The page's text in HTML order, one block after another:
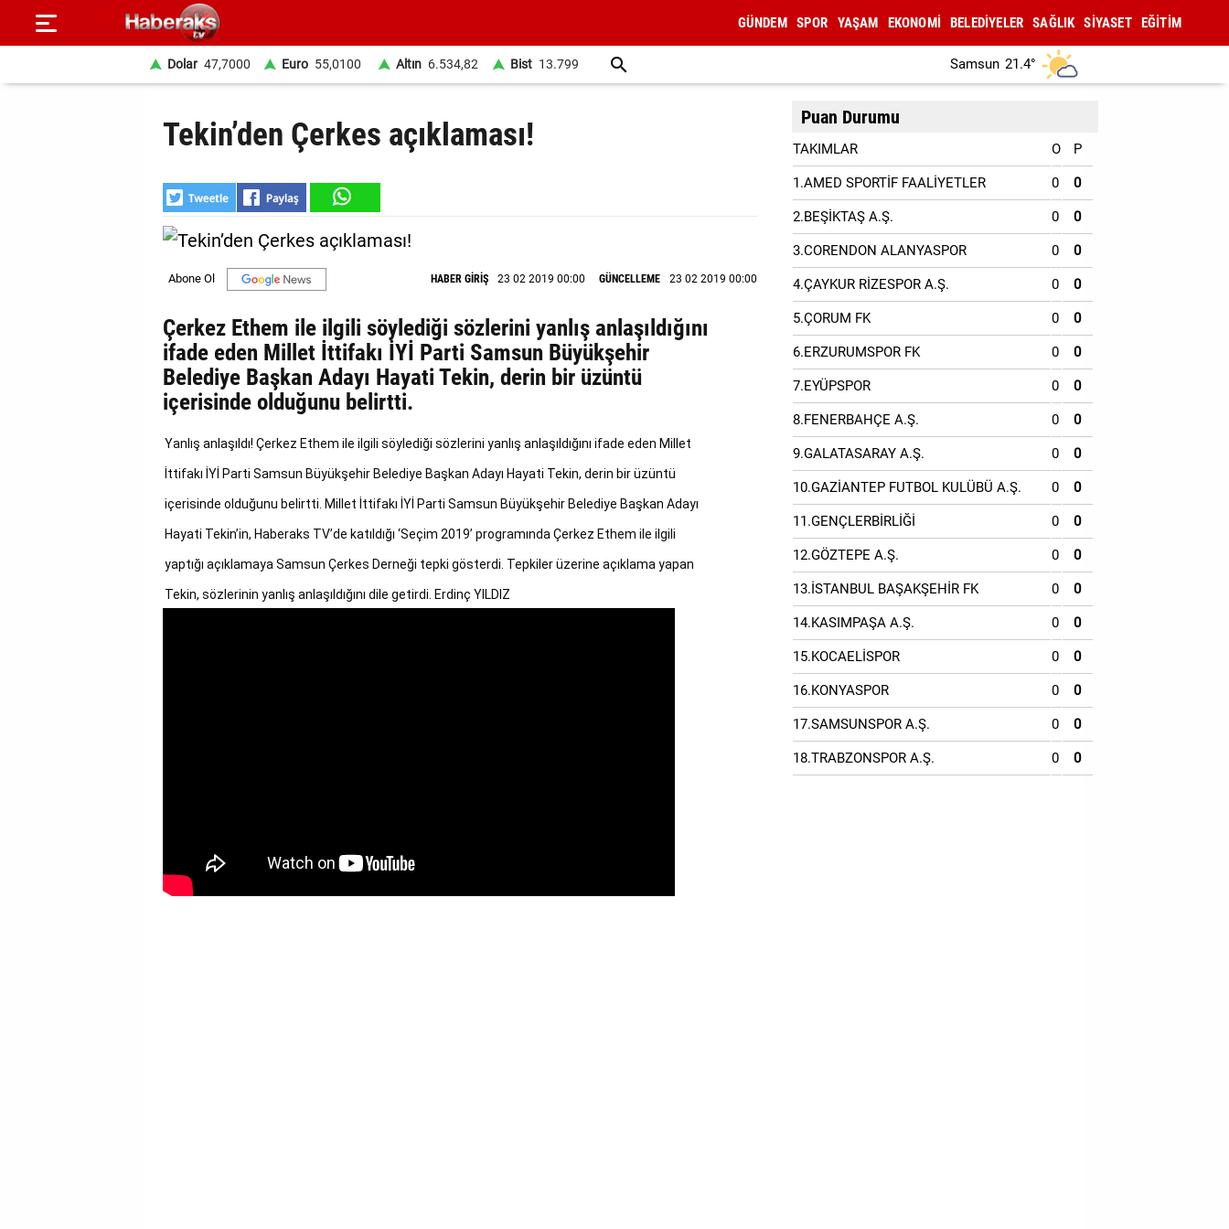
GÜNDEM SPOR YAŞAM EKONOMİ BELEDİYELER SAĞLIK SİYASET EĞİTİM
Dolar 47,7000 Euro 55,0100 Altın 6.534,82 Bist 13.799 Samsun 21.4°
Tekin’den Çerkes açıklaması!
HABER GİRİŞ 23 02 2019 00:00 GÜNCELLEME 23 02 2019 00:00
Çerkez Ethem ile ilgili söylediği sözlerini yanlış anlaşıldığını
ifade eden Millet İttifakı İYİ Parti Samsun Büyükşehir
Belediye Başkan Adayı Hayati Tekin, derin bir üzüntü
içerisinde olduğunu belirtti.
Yanlış anlaşıldı! Çerkez Ethem ile ilgili söylediği sözlerini yanlış anlaşıldığını ifade eden Millet
İttifakı İYİ Parti Samsun Büyükşehir Belediye Başkan Adayı Hayati Tekin, derin bir üzüntü
içerisinde olduğunu belirtti. Millet İttifakı İYİ Parti Samsun Büyükşehir Belediye Başkan Adayı
Hayati Tekin’in, Haberaks TV’de katıldığı ‘Seçim 2019’ programında Çerkez Ethem ile ilgili
yaptığı açıklamaya Samsun Çerkes Derneği tepki gösterdi. Tepkiler üzerine açıklama yapan
Tekin, sözlerinin yanlış anlaşıldığını dile getirdi. Erdinç YILDIZ
Puan Durumu
TAKIMLAR O P
1.AMED SPORTİF FAALİYETLER 0 0
2.BEŞİKTAŞ A.Ş. 0 0
3.CORENDON ALANYASPOR 0 0
4.ÇAYKUR RİZESPOR A.Ş. 0 0
5.ÇORUM FK 0 0
6.ERZURUMSPOR FK 0 0
7.EYÜPSPOR 0 0
8.FENERBAHÇE A.Ş. 0 0
9.GALATASARAY A.Ş. 0 0
10.GAZİANTEP FUTBOL KULÜBÜ A.Ş. 0 0
11.GENÇLERBİRLİĞİ 0 0
12.GÖZTEPE A.Ş. 0 0
13.İSTANBUL BAŞAKŞEHİR FK 0 0
14.KASIMPAŞA A.Ş. 0 0
15.KOCAELİSPOR 0 0
16.KONYASPOR 0 0
17.SAMSUNSPOR A.Ş. 0 0
18.TRABZONSPOR A.Ş. 0 0